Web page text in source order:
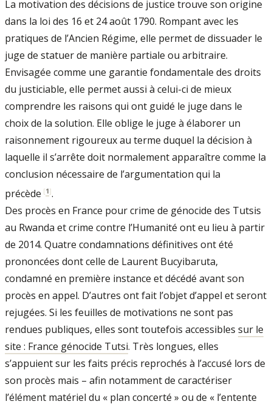
La motivation des décisions de justice trouve son origine
dans la loi des 16 et 24 août 1790. Rompant avec les
pratiques de l’Ancien Régime, elle permet de dissuader le
juge de statuer de manière partiale ou arbitraire.
Envisagée comme une garantie fondamentale des droits
du justiciable, elle permet aussi à celui-ci de mieux
comprendre les raisons qui ont guidé le juge dans le
choix de la solution. Elle oblige le juge à élaborer un
raisonnement rigoureux au terme duquel la décision à
laquelle il s’arrête doit normalement apparaître comme la
conclusion nécessaire de l’argumentation qui la
précède [1].
Des procès en France pour crime de génocide des Tutsis
au Rwanda et crime contre l’Humanité ont eu lieu à partir
de 2014. Quatre condamnations définitives ont été
prononcées dont celle de Laurent Bucyibaruta,
condamné en première instance et décédé avant son
procès en appel. D’autres ont fait l’objet d’appel et seront
rejugées. Si les feuilles de motivations ne sont pas
rendues publiques, elles sont toutefois accessibles sur le
site : France génocide Tutsi. Très longues, elles
s’appuient sur les faits précis reprochés à l’accusé lors de
son procès mais – afin notamment de caractériser
l’élément matériel du « plan concerté » ou de « l’entente